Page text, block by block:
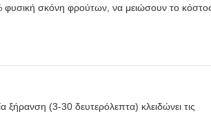
σκόνη φρούτων, να μειώσουν το
ξήρανση (3-30 δευτερόλεπτα) κλειδώνει τις